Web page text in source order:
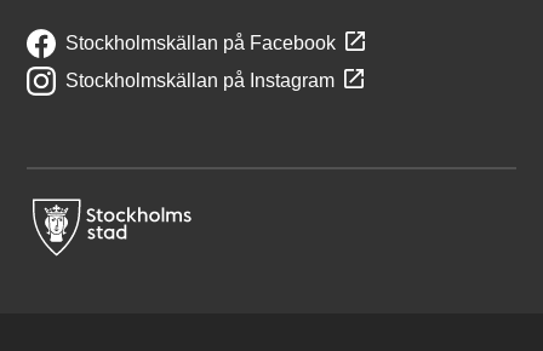
Stockholmskällan på Facebook
Stockholmskällan på Instagram